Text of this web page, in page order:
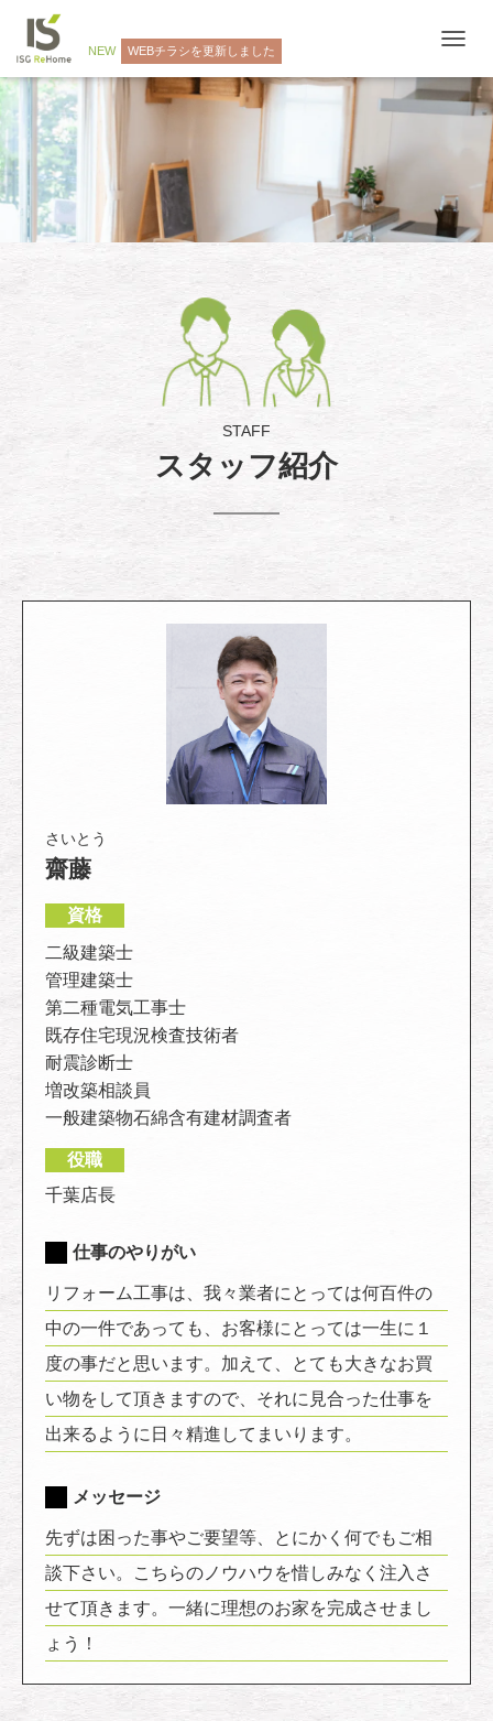
NEW WEBチラシを更新しました
ビ
ゲ
ー
を
切
り
スタッフ紹介
STAFF
さいとう
齋藤
資格
二級建築士
管理建築士
第二種電気工事士
既存住宅現況検査技術者
耐震診断士
増改築相談員
一般建築物石綿含有建材調査者
役職
千葉店長
仕事のやりがい
リフォーム工事は、我々業者にとっては何百件の
中の一件であっても、お客様にとっては一生に１
度の事だと思います。加えて、とても大きなお買
い物をして頂きますので、それに見合った仕事を
出来るように日々精進してまいります。
メッセージ
先ずは困った事やご要望等、とにかく何でもご相
談下さい。こちらのノウハウを惜しみなく注入さ
せて頂きます。一緒に理想のお家を完成させまし
ょう！